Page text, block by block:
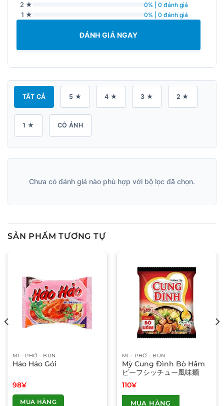
2 ★ 0% | 0 đánh giá
1 ★ 0% | 0 đánh giá
ĐÁNH GIÁ NGAY
TẤT CẢ 5 ★ 4 ★ 3 ★ 2 ★
1 ★ CÓ ẢNH
Chưa có đánh giá nào phù hợp với bộ lọc đã chọn.
SẢN PHẨM TƯƠNG TỰ
MÌ - PHỞ - BÚN
Hảo Hảo Gói
98¥
MUA HÀNG
MÌ - PHỞ - BÚN
Mỳ Cung Đình Bò Hầm
ビーフシッチュー風味麺
110¥
MUA HÀNG